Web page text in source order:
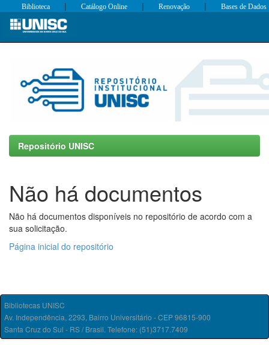
Skip
Biblioteca | Catálogo Online | Renovação | Bases de Dados
Repositório UNISC
Não há documentos
Não há documentos disponíveis no repositório de acordo com a
sua solicitação.
Página inicial do repositório
Bibliotecas UNISC
Av. Independência, 2293, Bairro Universitário - CEP 96815-900
Santa Cruz do Sul - RS / Brasil. Telefone: (51)3717.7409